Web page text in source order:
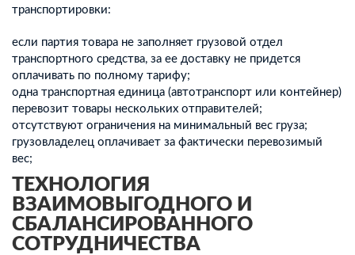
транспортировки:
если партия товара не заполняет грузовой отдел
транспортного средства, за ее доставку не придется
оплачивать по полному тарифу;
одна транспортная единица (автотранспорт или контейнер)
перевозит товары нескольких отправителей;
отсутствуют ограничения на минимальный вес груза;
грузовладелец оплачивает за фактически перевозимый
вес;
ТЕХНОЛОГИЯ
ВЗАИМОВЫГОДНОГО И
СБАЛАНСИРОВАННОГО
СОТРУДНИЧЕСТВА